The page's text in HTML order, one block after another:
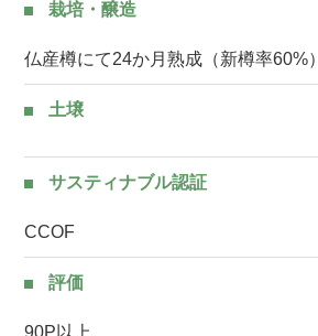
栽培・醸造
仏産樽にて24か月熟成（新樽率60%）
土壌
サスティナブル認証
CCOF
評価
90P以上